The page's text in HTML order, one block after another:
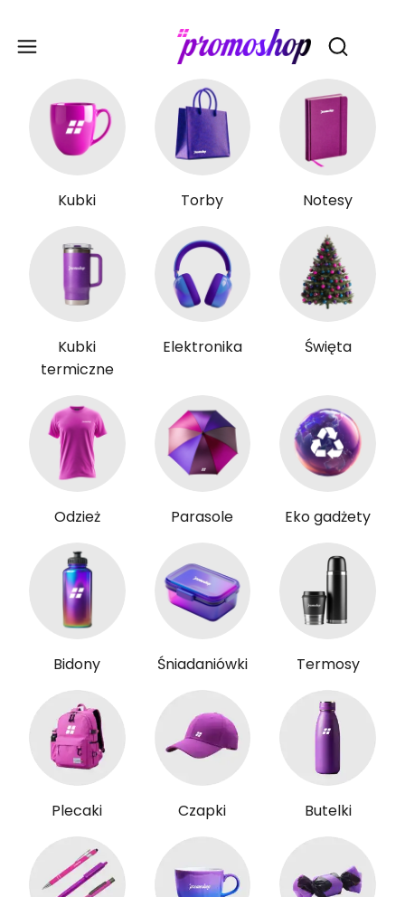
Otwórz
Kubki Torby Notesy
Kubki
termiczne
Elektronika Święta
Odzież Parasole Eko gadżety
Bidony Śniadaniówki Termosy
Plecaki Czapki Butelki